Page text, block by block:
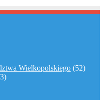
Wielkopolskiego (52)